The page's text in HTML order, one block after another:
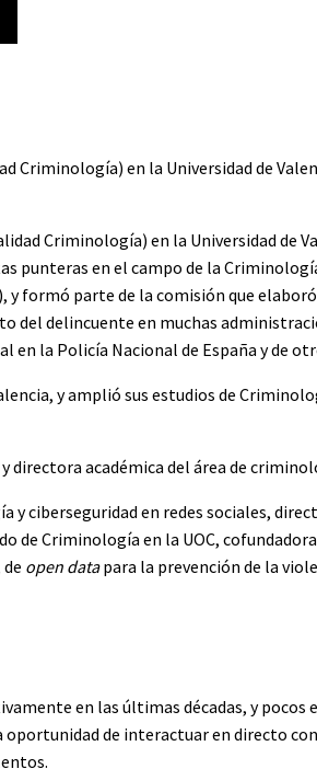
Criminología) en la Universidad de
Criminología) en la Universidad de
punteras en el campo de la
formó parte de la comisión que
del delincuente en muchas
la Policía Nacional de España y de
y amplió sus estudios de
directora académica del área de
y ciberseguridad en redes sociales,
de Criminología en la UOC,
open datapara la prevención de la
en las últimas décadas, y
de interactuar en directo